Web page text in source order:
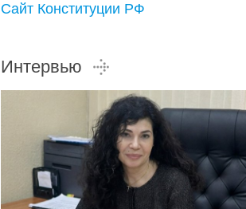
Сайт Конституции РФ
Интервью